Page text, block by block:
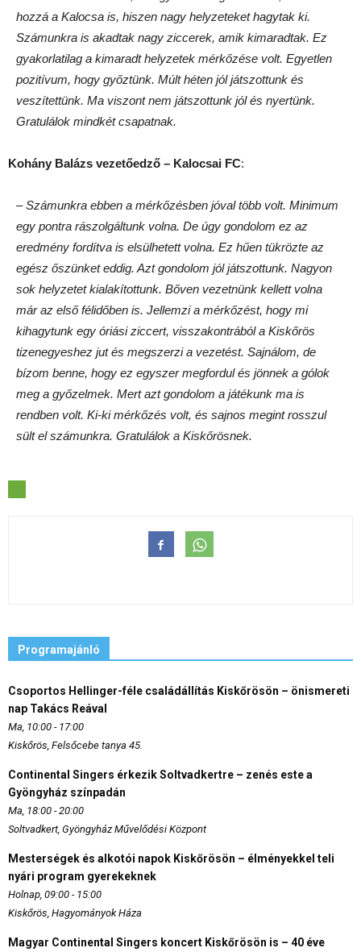
hozzá a Kalocsa is, hiszen nagy helyzeteket hagytak ki.
Számunkra is akadtak nagy ziccerek, amik kimaradtak. Ez
gyakorlatilag a kimaradt helyzetek mérkőzése volt. Egyetlen
pozitívum, hogy győztünk. Múlt héten jól játszottunk és
veszítettünk. Ma viszont nem játszottunk jól és nyertünk.
Gratulálok mindkét csapatnak.
Kohány Balázs vezetőedző – Kalocsai FC:
– Számunkra ebben a mérkőzésben jóval több volt. Minimum
egy pontra rászolgáltunk volna. De úgy gondolom ez az
eredmény fordítva is elsülhetett volna. Ez hűen tükrözte az
egész őszünket eddig. Azt gondolom jól játszottunk. Nagyon
sok helyzetet kialakítottunk. Bőven vezetnünk kellett volna
már az első félidőben is. Jellemzi a mérkőzést, hogy mi
kihagytunk egy óriási ziccert, visszakontrából a Kiskőrös
tizenegyeshez jut és megszerzi a vezetést. Sajnálom, de
bízom benne, hogy ez egyszer megfordul és jönnek a gólok
meg a győzelmek. Mert azt gondolom a játékunk ma is
rendben volt. Ki-ki mérkőzés volt, és sajnos megint rosszul
sült el számunkra. Gratulálok a Kiskőrösnek.
Programajánló
Csoportos Hellinger-féle családállítás Kiskőrösön – önismereti
nap Takács Reával
Ma, 10:00 - 17:00
Kiskőrös, Felsőcebe tanya 45.
Continental Singers érkezik Soltvadkertre – zenés este a
Gyöngyház színpadán
Ma, 18:00 - 20:00
Soltvadkert, Gyöngyház Művelődési Központ
Mesterségek és alkotói napok Kiskőrösön – élményekkel teli
nyári program gyerekeknek
Holnap, 09:00 - 15:00
Kiskőrös, Hagyományok Háza
Magyar Continental Singers koncert Kiskőrösön is – 40 éve